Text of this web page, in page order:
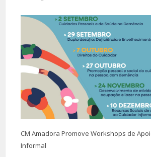
CM Amadora Promove Workshops de
Informal